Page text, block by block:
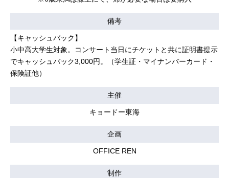
備考
【キャッシュバック】
小中高大学生対象。コンサート当日にチケットと共に証明書提示
でキャッシュバック3,000円。（学生証・マイナンバーカード・
保険証他）
主催
キョードー東海
企画
OFFICE REN
制作